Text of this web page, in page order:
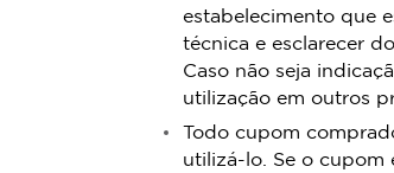
estabelecimento que
técnica e esclarecer
Caso não seja
utilização em outros
Todo cupom
utilizá-lo. Se o cupom